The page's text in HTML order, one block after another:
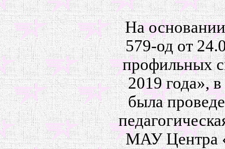
На
579-од от
профильных
2019 года»,
была
МАУ Центра